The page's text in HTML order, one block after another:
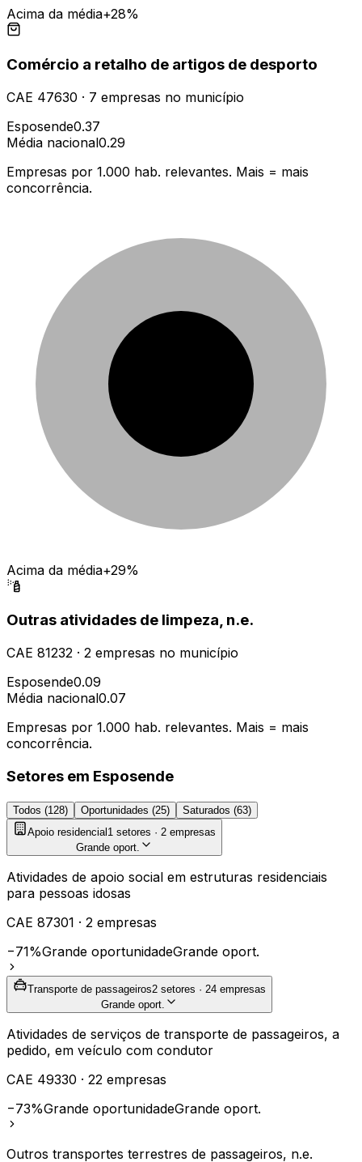
Acima da média+28%
Comércio a retalho de artigos de desporto
CAE 47630 · 7 empresas no município
Esposende0.37
Média nacional0.29
Empresas por 1.000 hab. relevantes. Mais = mais
concorrência.
Acima da média+29%
Outras atividades de limpeza, n.e.
CAE 81232 · 2 empresas no município
Esposende0.09
Média nacional0.07
Empresas por 1.000 hab. relevantes. Mais = mais
concorrência.
Setores em Esposende
Todos (128) Oportunidades (25) Saturados (63)
Apoio residencial1 setores · 2 empresas
Grande oport.
Atividades de apoio social em estruturas residenciais
para pessoas idosas
CAE 87301 · 2 empresas
−71%Grande oportunidadeGrande oport.
Transporte de passageiros2 setores · 24 empresas
Grande oport.
Atividades de serviços de transporte de passageiros, a
pedido, em veículo com condutor
CAE 49330 · 22 empresas
−73%Grande oportunidadeGrande oport.
Outros transportes terrestres de passageiros, n.e.